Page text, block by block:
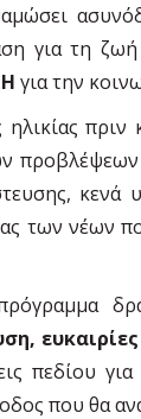
για τη
για την
των νέων
πεδίου για
που θα